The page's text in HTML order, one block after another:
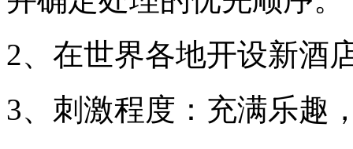
2、在世界各地开设新酒
3、刺激程度：充满乐趣